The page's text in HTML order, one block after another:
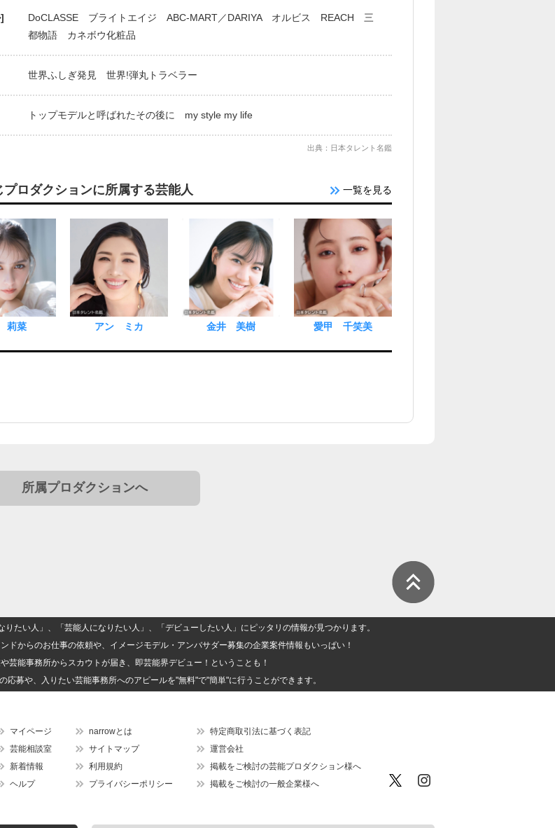
DoCLASSE ブライトエイジ ABC-MART／DARIYA オルビス REACH 三
都物語 カネボウ化粧品
世界ふしぎ発見 世界!弾丸トラベラー
トップモデルと呼ばれたその後に my style my life
出典：日本タレント名鑑
プロダクションに所属する芸能人 一覧を見る
莉菜 アン ミカ 金井 美樹 愛甲 千笑美
所属プロダクションへ
たい人」、「芸能人になりたい人」、「デビューしたい人」にピッタリの情報が見つかります。
ドからのお仕事の依頼や、イメージモデル・アンバサダー募集の企業案件情報もいっぱい！
芸能事務所からスカウトが届き、即芸能界デビュー！ということも！
応募や、入りたい芸能事務所へのアピールを"無料"で"簡単"に行うことができます。
マイページ
芸能相談室
新着情報
ヘルプ
narrowとは
サイトマップ
利用規約
プライバシーポリシー
特定商取引法に基づく表記
運営会社
掲載をご検討の芸能プロダクション様へ
掲載をご検討の一般企業様へ